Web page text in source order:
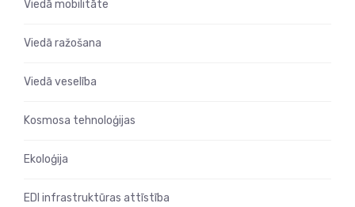
Viedā mobilitāte
Viedā ražošana
Viedā veselība
Kosmosa tehnoloģijas
Ekoloģija
EDI infrastruktūras attīstība